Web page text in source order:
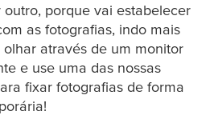
outro, porque vai estabelecer
as fotografias, indo mais
através de um monitor
e use uma das nossas
fixar fotografias de forma